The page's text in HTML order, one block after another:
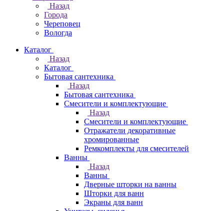
Назад
Города
Череповец
Вологда
Каталог
Назад
Каталог
Бытовая сантехника
Назад
Бытовая сантехника
Смесители и комплектующие
Назад
Смесители и комплектующие
Отражатели декоративные
хромированные
Ремкомплекты для смесителей
Ванны
Назад
Ванны
Дверные шторки на ванны
Шторки для ванн
Экраны для ванн